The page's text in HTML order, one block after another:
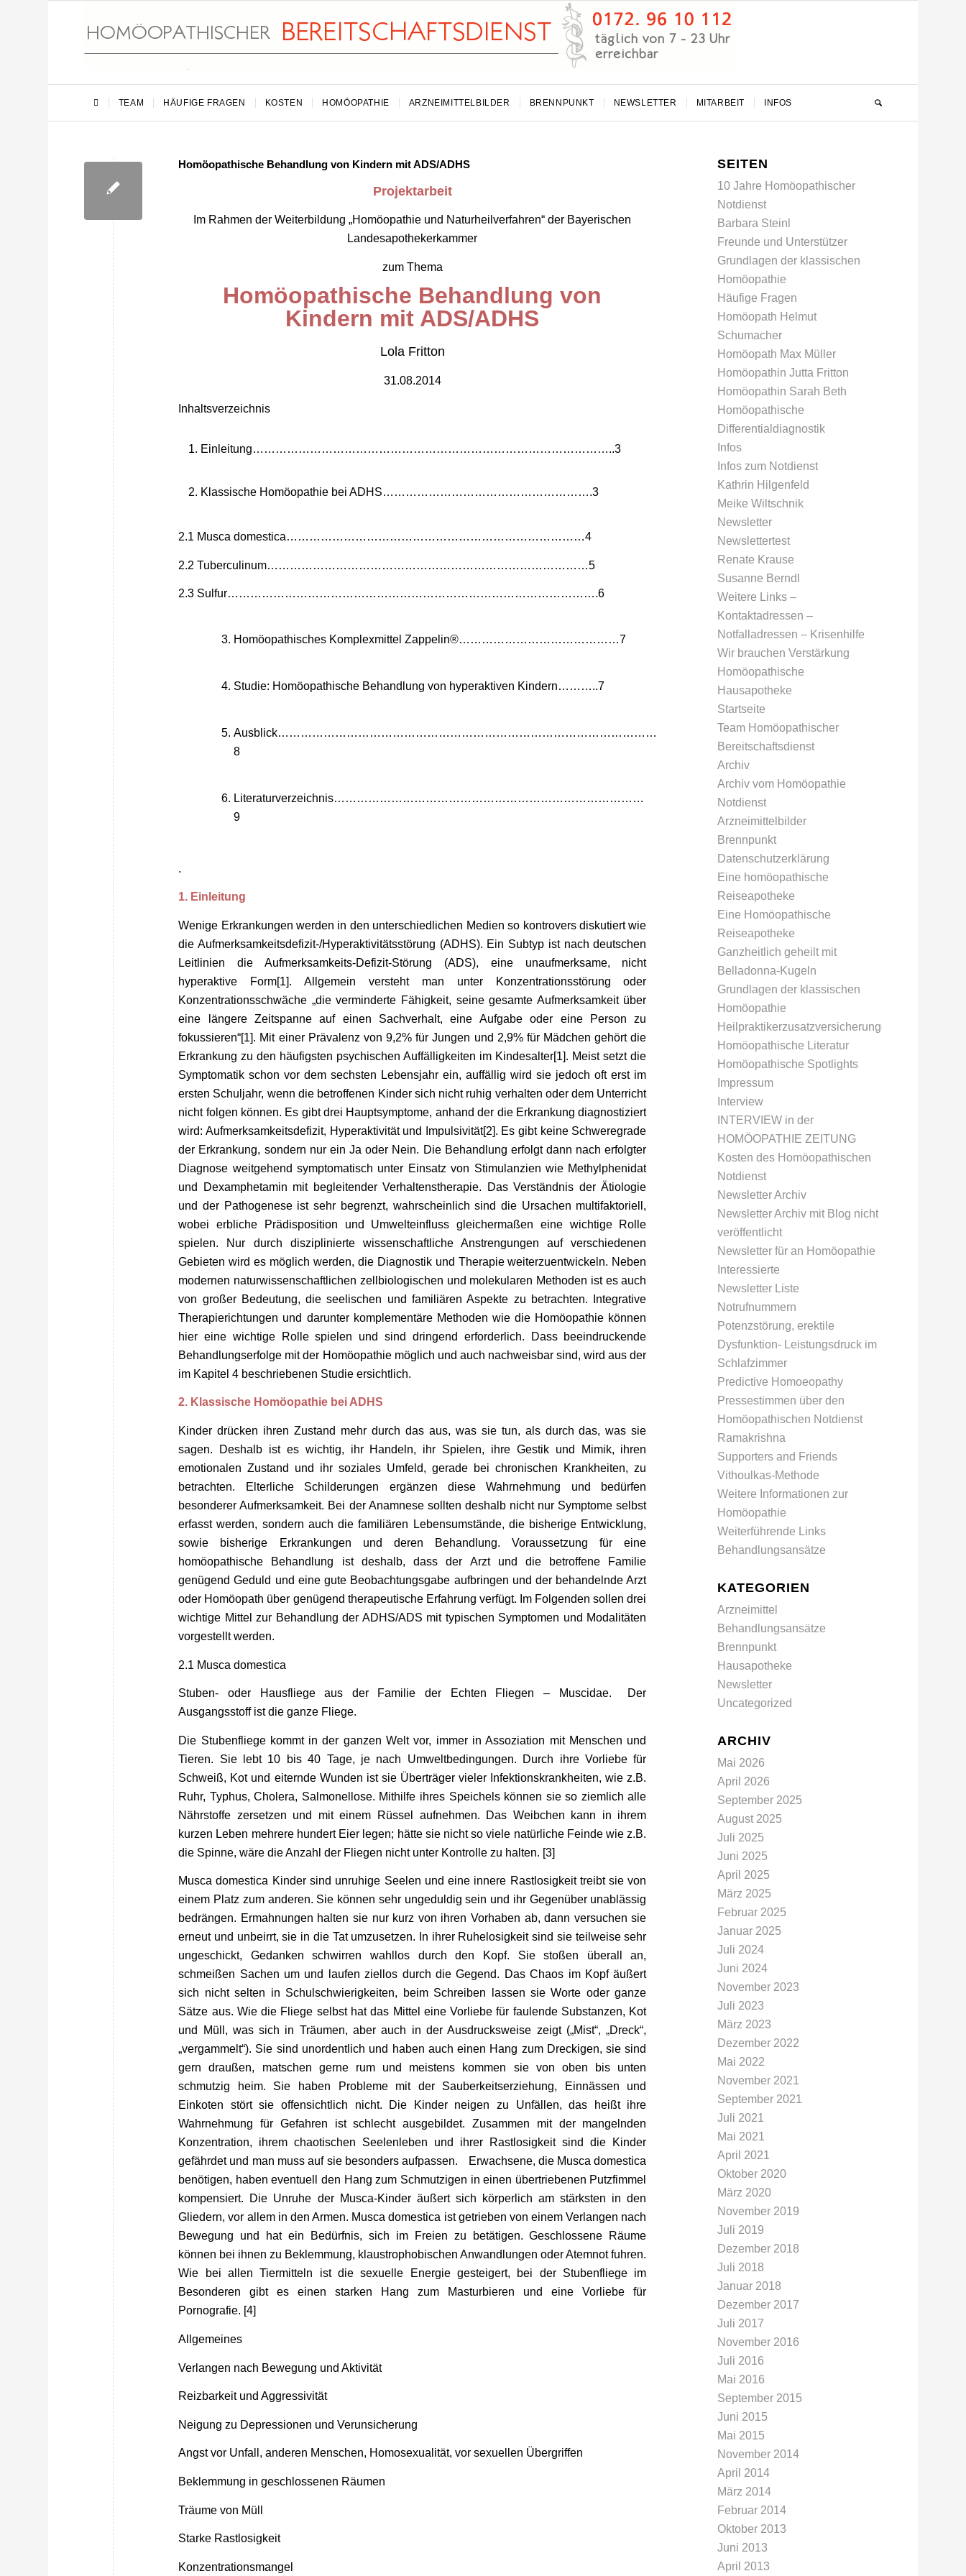
TEAM HÄUFIGE FRAGEN KOSTEN HOMÖOPATHIE ARZNEIMITTELBILDER BRENNPUNKT NEWSLETTER MITARBEIT INFOS
Homöopathische Behandlung von Kindern mit ADS/ADHS
Projektarbeit
Im Rahmen der Weiterbildung „Homöopathie und Naturheilverfahren“ der Bayerischen
Landesapothekerkammer
zum Thema
Homöopathische Behandlung von
Kindern mit ADS/ADHS
Lola Fritton
31.08.2014
Inhaltsverzeichnis
Einleitung…………………………………………………………………………………..3
Klassische Homöopathie bei ADHS……………………………………………….3
2.1 Musca domestica……………………………………………………………………4
2.2 Tuberculinum…………………………………………………………………………5
2.3 Sulfur…………………………………………………………………………………….6
Homöopathisches Komplexmittel Zappelin®……………………………………7
Studie: Homöopathische Behandlung von hyperaktiven Kindern………..7
Ausblick………………………………………………………………………………………
8
Literaturverzeichnis………………………………………………………………………
9
.
1. Einleitung
Wenige Erkrankungen werden in den unterschiedlichen Medien so kontrovers diskutiert wie
die Aufmerksamkeitsdefizit-/Hyperaktivitätsstörung (ADHS). Ein Subtyp ist nach deutschen
Leitlinien die Aufmerksamkeits-Defizit-Störung (ADS), eine unaufmerksame, nicht
hyperaktive Form[1]. Allgemein versteht man unter Konzentrationsstörung oder
Konzentrationsschwäche „die verminderte Fähigkeit, seine gesamte Aufmerksamkeit über
eine längere Zeitspanne auf einen Sachverhalt, eine Aufgabe oder eine Person zu
fokussieren“[1]. Mit einer Prävalenz von 9,2% für Jungen und 2,9% für Mädchen gehört die
Erkrankung zu den häufigsten psychischen Auffälligkeiten im Kindesalter[1]. Meist setzt die
Symptomatik schon vor dem sechsten Lebensjahr ein, auffällig wird sie jedoch oft erst im
ersten Schuljahr, wenn die betroffenen Kinder sich nicht ruhig verhalten oder dem Unterricht
nicht folgen können. Es gibt drei Hauptsymptome, anhand der die Erkrankung diagnostiziert
wird: Aufmerksamkeitsdefizit, Hyperaktivität und Impulsivität[2]. Es gibt keine Schweregrade
der Erkrankung, sondern nur ein Ja oder Nein. Die Behandlung erfolgt dann nach erfolgter
Diagnose weitgehend symptomatisch unter Einsatz von Stimulanzien wie Methylphenidat
und Dexamphetamin mit begleitender Verhaltenstherapie. Das Verständnis der Ätiologie
und der Pathogenese ist sehr begrenzt, wahrscheinlich sind die Ursachen multifaktoriell,
wobei erbliche Prädisposition und Umwelteinfluss gleichermaßen eine wichtige Rolle
spielen. Nur durch disziplinierte wissenschaftliche Anstrengungen auf verschiedenen
Gebieten wird es möglich werden, die Diagnostik und Therapie weiterzuentwickeln. Neben
modernen naturwissenschaftlichen zellbiologischen und molekularen Methoden ist es auch
von großer Bedeutung, die seelischen und familiären Aspekte zu betrachten. Integrative
Therapierichtungen und darunter komplementäre Methoden wie die Homöopathie können
hier eine wichtige Rolle spielen und sind dringend erforderlich. Dass beeindruckende
Behandlungserfolge mit der Homöopathie möglich und auch nachweisbar sind, wird aus der
im Kapitel 4 beschriebenen Studie ersichtlich.
2. Klassische Homöopathie bei ADHS
Kinder drücken ihren Zustand mehr durch das aus, was sie tun, als durch das, was sie
sagen. Deshalb ist es wichtig, ihr Handeln, ihr Spielen, ihre Gestik und Mimik, ihren
emotionalen Zustand und ihr soziales Umfeld, gerade bei chronischen Krankheiten, zu
betrachten. Elterliche Schilderungen ergänzen diese Wahrnehmung und bedürfen
besonderer Aufmerksamkeit. Bei der Anamnese sollten deshalb nicht nur Symptome selbst
erfasst werden, sondern auch die familiären Lebensumstände, die bisherige Entwicklung,
sowie bisherige Erkrankungen und deren Behandlung. Voraussetzung für eine
homöopathische Behandlung ist deshalb, dass der Arzt und die betroffene Familie
genügend Geduld und eine gute Beobachtungsgabe aufbringen und der behandelnde Arzt
oder Homöopath über genügend therapeutische Erfahrung verfügt. Im Folgenden sollen drei
wichtige Mittel zur Behandlung der ADHS/ADS mit typischen Symptomen und Modalitäten
vorgestellt werden.
2.1 Musca domestica
Stuben- oder Hausfliege aus der Familie der Echten Fliegen – Muscidae. Der
Ausgangsstoff ist die ganze Fliege.
Die Stubenfliege kommt in der ganzen Welt vor, immer in Assoziation mit Menschen und
Tieren. Sie lebt 10 bis 40 Tage, je nach Umweltbedingungen. Durch ihre Vorliebe für
Schweiß, Kot und eiternde Wunden ist sie Überträger vieler Infektionskrankheiten, wie z.B.
Ruhr, Typhus, Cholera, Salmonellose. Mithilfe ihres Speichels können sie so ziemlich alle
Nährstoffe zersetzen und mit einem Rüssel aufnehmen. Das Weibchen kann in ihrem
kurzen Leben mehrere hundert Eier legen; hätte sie nicht so viele natürliche Feinde wie z.B.
die Spinne, wäre die Anzahl der Fliegen nicht unter Kontrolle zu halten. [3]
Musca domestica Kinder sind unruhige Seelen und eine innere Rastlosigkeit treibt sie von
einem Platz zum anderen. Sie können sehr ungeduldig sein und ihr Gegenüber unablässig
bedrängen. Ermahnungen halten sie nur kurz von ihren Vorhaben ab, dann versuchen sie
erneut und unbeirrt, sie in die Tat umzusetzen.
In ihrer Ruhelosigkeit sind sie teilweise sehr
ungeschickt, Gedanken schwirren wahllos durch den Kopf. Sie stoßen überall an,
schmeißen Sachen um und laufen ziellos durch die Gegend. Das Chaos im Kopf äußert
sich nicht selten in Schulschwierigkeiten, beim Schreiben lassen sie Worte oder ganze
Sätze aus. Wie die Fliege selbst hat das Mittel eine Vorliebe für faulende Substanzen, Kot
und Müll, was sich in Träumen, aber auch in der Ausdrucksweise zeigt („Mist“, „Dreck“,
„vergammelt“). Sie sind unordentlich und haben auch einen Hang zum Dreckigen, sie sind
gern draußen, matschen gerne rum und meistens kommen sie von oben bis unten
schmutzig heim. Sie haben Probleme mit der Sauberkeitserziehung, Einnässen und
Einkoten stört sie offensichtlich nicht. Die Kinder neigen zu Unfällen, das heißt ihre
Wahrnehmung für Gefahren ist schlecht ausgebildet. Zusammen mit der mangelnden
Konzentration, ihrem chaotischen Seelenleben und ihrer Rastlosigkeit sind die Kinder
gefährdet und man muss auf sie besonders aufpassen. Erwachsene, die Musca domestica
benötigen, haben eventuell den Hang zum Schmutzigen in einen übertriebenen Putzfimmel
kompensiert. Die Unruhe der Musca-Kinder äußert sich körperlich am stärksten in den
Gliedern, vor allem in den Armen. Musca domestica ist getrieben von einem Verlangen nach
Bewegung und hat ein Bedürfnis, sich im Freien zu betätigen. Geschlossene Räume
können bei ihnen zu Beklemmung, klaustrophobischen Anwandlungen oder Atemnot fuhren.
Wie bei allen Tiermitteln ist die sexuelle Energie gesteigert, bei der Stubenfliege im
Besonderen gibt es einen starken Hang zum Masturbieren und eine Vorliebe für
Pornografie. [4]
Allgemeines
Verlangen nach Bewegung und Aktivität
Reizbarkeit und Aggressivität
Neigung zu Depressionen und Verunsicherung
Angst vor Unfall, anderen Menschen, Homosexualität, vor sexuellen Übergriffen
Beklemmung in geschlossenen Räumen
Träume von Müll
Starke Rastlosigkeit
Konzentrationsmangel
SEITEN
10 Jahre Homöopathischer
Notdienst
Barbara Steinl
Freunde und Unterstützer
Grundlagen der klassischen
Homöopathie
Häufige Fragen
Homöopath Helmut
Schumacher
Homöopath Max Müller
Homöopathin Jutta Fritton
Homöopathin Sarah Beth
Homöopathische
Differentialdiagnostik
Infos
Infos zum Notdienst
Kathrin Hilgenfeld
Meike Wiltschnik
Newsletter
Newslettertest
Renate Krause
Susanne Berndl
Weitere Links –
Kontaktadressen –
Notfalladressen – Krisenhilfe
Wir brauchen Verstärkung
Homöopathische
Hausapotheke
Startseite
Team Homöopathischer
Bereitschaftsdienst
Archiv
Archiv vom Homöopathie
Notdienst
Arzneimittelbilder
Brennpunkt
Datenschutzerklärung
Eine homöopathische
Reiseapotheke
Eine Homöopathische
Reiseapotheke
Ganzheitlich geheilt mit
Belladonna-Kugeln
Grundlagen der klassischen
Homöopathie
Heilpraktikerzusatzversicherungen
Homöopathische Literatur
Homöopathische Spotlights
Impressum
Interview
INTERVIEW in der
HOMÖOPATHIE ZEITUNG
Kosten des Homöopathischen
Notdienst
Newsletter Archiv
Newsletter Archiv mit Blog nicht
veröffentlicht
Newsletter für an Homöopathie
Interessierte
Newsletter Liste
Notrufnummern
Potenzstörung, erektile
Dysfunktion- Leistungsdruck im
Schlafzimmer
Predictive Homoeopathy
Pressestimmen über den
Homöopathischen Notdienst
Ramakrishna
Supporters and Friends
Vithoulkas-Methode
Weitere Informationen zur
Homöopathie
Weiterführende Links
Behandlungsansätze
KATEGORIEN
Arzneimittel
Behandlungsansätze
Brennpunkt
Hausapotheke
Newsletter
Uncategorized
ARCHIV
Mai 2026
April 2026
September 2025
August 2025
Juli 2025
Juni 2025
April 2025
März 2025
Februar 2025
Januar 2025
Juli 2024
Juni 2024
November 2023
Juli 2023
März 2023
Dezember 2022
Mai 2022
November 2021
September 2021
Juli 2021
Mai 2021
April 2021
Oktober 2020
März 2020
November 2019
Juli 2019
Dezember 2018
Juli 2018
Januar 2018
Dezember 2017
Juli 2017
November 2016
Juli 2016
Mai 2016
September 2015
Juni 2015
Mai 2015
November 2014
April 2014
März 2014
Februar 2014
Oktober 2013
Juni 2013
April 2013